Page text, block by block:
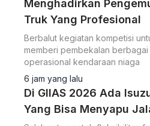
Yang Bisa
1 hari yang lalu
Artikel Terbaru
Truk
UD Trucks Extra Mile
Challenge 2026: Sarana
Menghadirkan